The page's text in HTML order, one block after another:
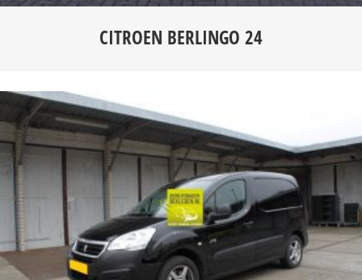
CITROEN BERLINGO 24